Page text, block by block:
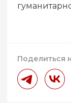
Поделиться